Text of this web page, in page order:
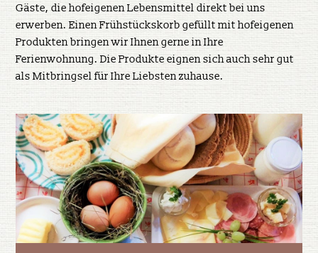
Gäste, die hofeigenen Lebensmittel direkt bei uns
erwerben. Einen Frühstückskorb gefüllt mit hofeigenen
Produkten bringen wir Ihnen gerne in Ihre
Ferienwohnung. Die Produkte eignen sich auch sehr gut
als Mitbringsel für Ihre Liebsten zuhause.